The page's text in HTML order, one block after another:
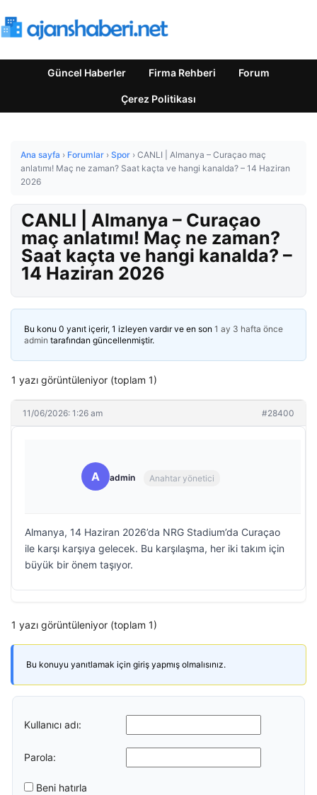
Güncel Haberler Firma Rehberi Forum
Çerez Politikası
Ana sayfa › Forumlar › Spor › CANLI | Almanya – Curaçao maç
anlatımı! Maç ne zaman? Saat kaçta ve hangi kanalda? – 14 Haziran
2026
CANLI | Almanya – Curaçao
maç anlatımı! Maç ne zaman?
Saat kaçta ve hangi kanalda? –
14 Haziran 2026
Bu konu 0 yanıt içerir, 1 izleyen vardır ve en son 1 ay 3 hafta önce
admin tarafından güncellenmiştir.
1 yazı görüntüleniyor (toplam 1)
11/06/2026: 1:26 am #28400
A admin Anahtar yönetici
Almanya, 14 Haziran 2026’da NRG Stadium’da Curaçao
ile karşı karşıya gelecek. Bu karşılaşma, her iki takım için
büyük bir önem taşıyor.
1 yazı görüntüleniyor (toplam 1)
Bu konuyu yanıtlamak için giriş yapmış olmalısınız.
Kullanıcı adı:
Parola:
Beni hatırla